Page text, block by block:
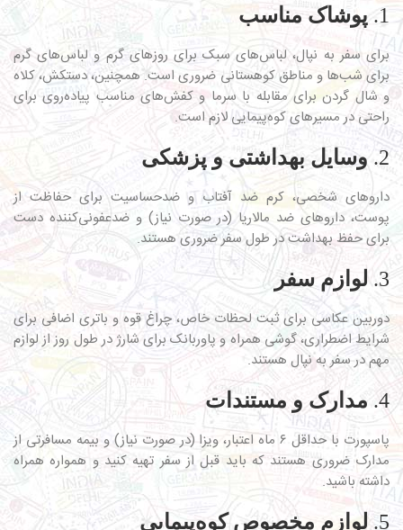
1. پوشاک مناسب
برای سفر به نپال، لباس‌های سبک برای روزهای گرم و لباس‌های گرم
برای شب‌ها و مناطق کوهستانی ضروری است. همچنین، دستکش، کلاه
و شال گردن برای مقابله با سرما و کفش‌های مناسب پیاده‌روی برای
راحتی در مسیرهای کوه‌پیمایی لازم است.
2. وسایل بهداشتی و پزشکی
داروهای شخصی، کرم ضد آفتاب و ضدحساسیت برای حفاظت از
پوست، داروهای ضد مالاریا (در صورت نیاز) و ضدعفونی‌کننده دست
برای حفظ بهداشت در طول سفر ضروری هستند.
3. لوازم سفر
دوربین عکاسی برای ثبت لحظات خاص، چراغ قوه و باتری اضافی برای
شرایط اضطراری، گوشی همراه و پاوربانک برای شارژ در طول روز از لوازم
مهم در سفر به نپال هستند.
4. مدارک و مستندات
پاسپورت با حداقل ۶ ماه اعتبار، ویزا (در صورت نیاز) و بیمه مسافرتی از
مدارک ضروری هستند که باید قبل از سفر تهیه کنید و همواره همراه
داشته باشید.
5. لوازم مخصوص کوه‌پیمایی